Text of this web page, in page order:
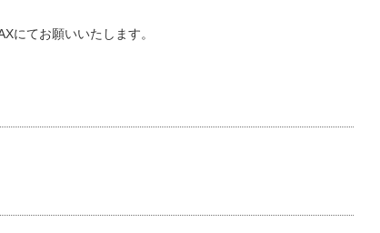
にてお願いいたします。